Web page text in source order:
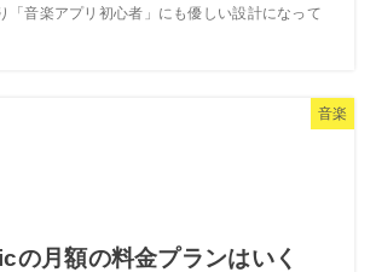
「音楽アプリ初心者」にも優しい設計になって
音楽
月額の料金プランはいく